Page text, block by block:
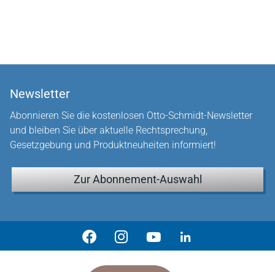
Newsletter
Abonnieren Sie die kostenlosen Otto-Schmidt-Newsletter
und bleiben Sie über aktuelle Rechtsprechung,
Gesetzgebung und Produktneuheiten informiert!
Zur Abonnement-Auswahl